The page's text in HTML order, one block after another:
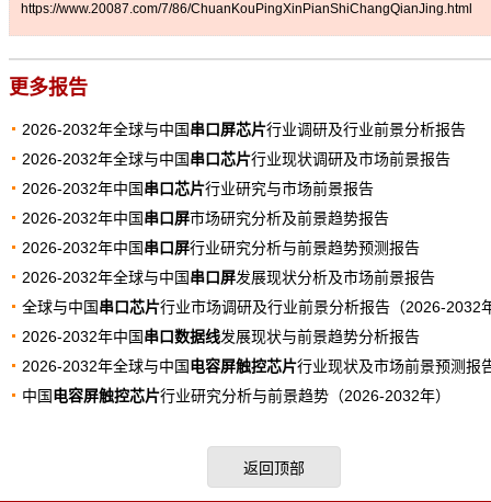
https://www.20087.com/7/86/ChuanKouPingXinPianShiChangQianJing.html
更多报告
2026-2032年全球与中国串口屏芯片行业调研及行业前景分析报告
2026-2032年全球与中国串口芯片行业现状调研及市场前景报告
2026-2032年中国串口芯片行业研究与市场前景报告
2026-2032年中国串口屏市场研究分析及前景趋势报告
2026-2032年中国串口屏行业研究分析与前景趋势预测报告
2026-2032年全球与中国串口屏发展现状分析及市场前景报告
全球与中国串口芯片行业市场调研及行业前景分析报告（2026-2032
2026-2032年中国串口数据线发展现状与前景趋势分析报告
2026-2032年全球与中国电容屏触控芯片行业现状及市场前景预测报
中国电容屏触控芯片行业研究分析与前景趋势（2026-2032年）
返回顶部